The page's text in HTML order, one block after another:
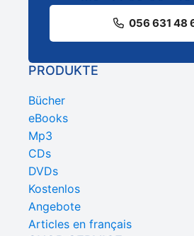
056 631 48
PRODUKTE
Bücher
eBooks
Mp3
CDs
DVDs
Kostenlos
Angebote
Articles en français